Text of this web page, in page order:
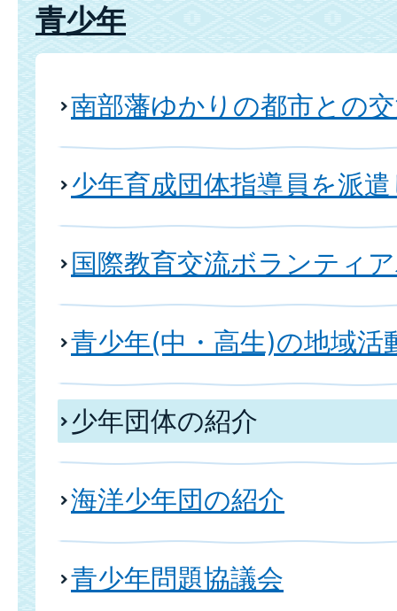
青少年
南部藩ゆかりの都市との
少年育成団体指導員を派
国際教育交流ボランティ
青少年(中・高生)の地域活
少年団体の紹介
海洋少年団の紹介
青少年問題協議会